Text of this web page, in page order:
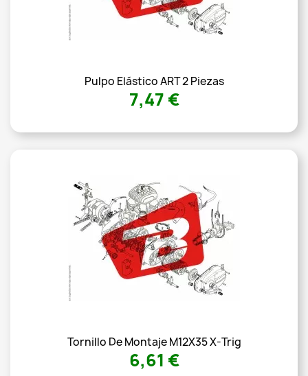
Pulpo Elástico ART 2 Piezas
7,47 €
Tornillo De Montaje M12X35 X-Trig
6,61 €